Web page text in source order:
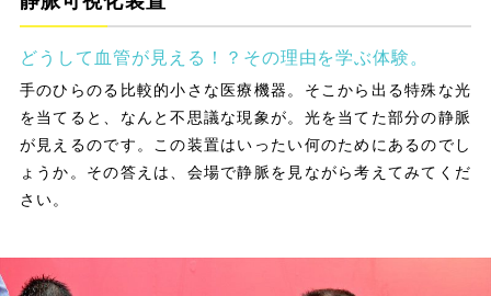
どうして血管が見える！？その理由を学ぶ体験。
手のひらのる比較的小さな医療機器。そこから出る特殊な光
を当てると、なんと不思議な現象が。光を当てた部分の静脈
が見えるのです。この装置はいったい何のためにあるのでし
ょうか。その答えは、会場で静脈を見ながら考えてみてくだ
さい。